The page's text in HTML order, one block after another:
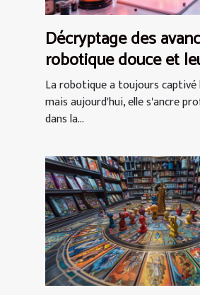
Décryptage des
robotique douce et
futur
La robotique a toujours
mais aujourd'hui, elle s'ancre
dans la...